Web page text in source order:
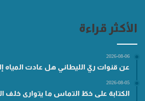
الأكثر قراءة
2026-08-06
عن قنوات ريّ الليطاني هل عادت المياه
2026-08-05
الكتابة على خطّ التماس ما يتوارى خلف